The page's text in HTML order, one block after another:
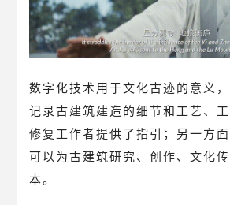
数字化技术用于文化古迹的意义
记录古建筑建造的细节和工艺、
修复工作者提供了指引；另一方面
可以为古建筑研究、创作、文化
本。